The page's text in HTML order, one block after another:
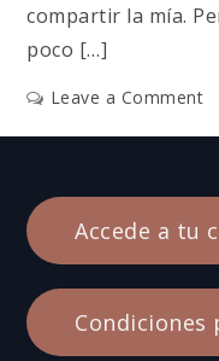
compartir la mía.
poco […]
Leave a Commenton
Accede a tu